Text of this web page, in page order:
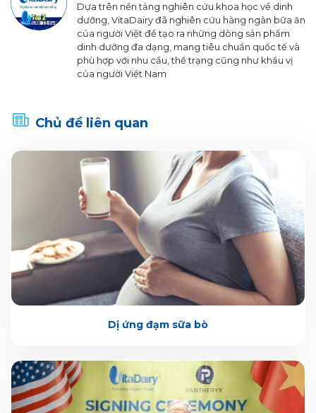
Dựa trên nền tảng nghiên cứu khoa học về dinh
dưỡng, VitaDairy đã nghiên cứu hàng ngàn bữa ăn
của người Việt để tạo ra những dòng sản phẩm
dinh dưỡng đa dạng, mang tiêu chuẩn quốc tế và
phù hợp với nhu cầu, thể trạng cũng như khẩu vị
của người Việt Nam
Chủ đề liên quan
Dị ứng đạm sữa bò